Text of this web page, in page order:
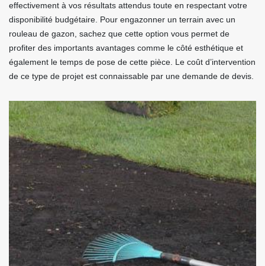
effectivement à vos résultats attendus toute en respectant votre
disponibilité budgétaire. Pour engazonner un terrain avec un
rouleau de gazon, sachez que cette option vous permet de
profiter des importants avantages comme le côté esthétique et
également le temps de pose de cette pièce. Le coût d’intervention
de ce type de projet est connaissable par une demande de devis.